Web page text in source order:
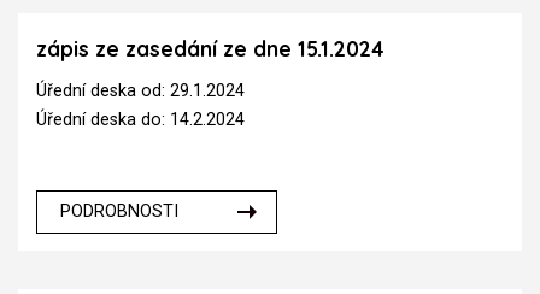
zápis ze zasedání ze dne 15.1.2024
Úřední deska od: 29.1.2024
Úřední deska do: 14.2.2024
PODROBNOSTI